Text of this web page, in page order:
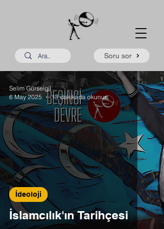
Soru sor
İslamcılık'ın Tarihçesi
İdeoloji
Selim Gürselgil
6 May 2025
13 dakikada okunur